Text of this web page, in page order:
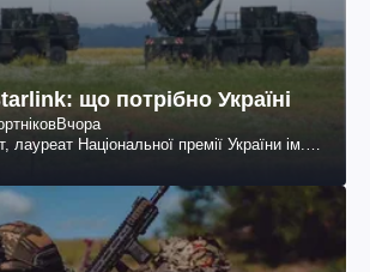
що потрібно Україні
Вчора
лауреат Національної премії України ім.